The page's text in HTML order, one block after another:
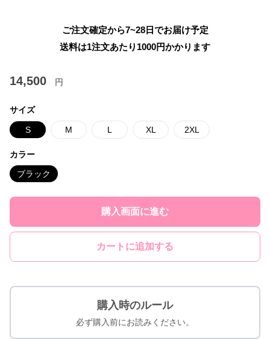
ご注文確定から7~28日でお届け予定
送料は1注文あたり 1000円かかります
14,500 円
サイズ
S M L XL 2XL
カラー
ブラック
購入画面に進む
カートに追加する
購入時のルール
必ず購入前にお読みください。